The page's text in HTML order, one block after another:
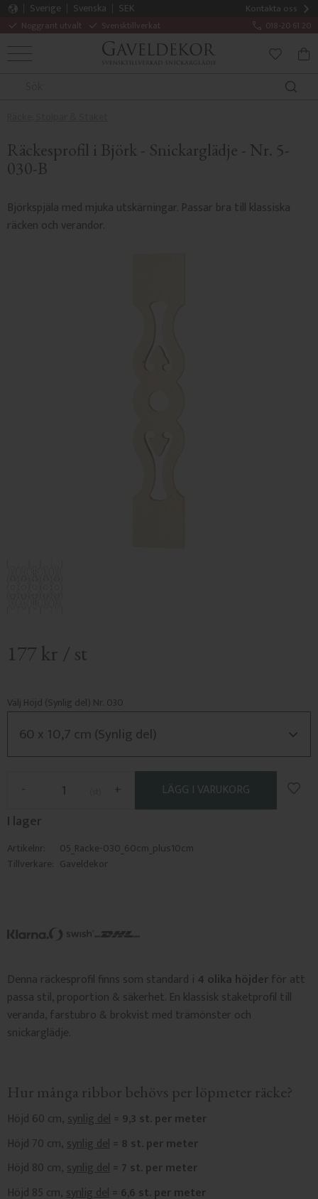
Kontakta oss
Noggrant utvalt Svensktillverkat 018-20 61 20
Sverige Svenska
SEK
MENY
Räckesprofil i Björk - Snickarglädje - Nr. 5-
030-B
Björkspjäla med mjuka utskärningar. Passar bra till klassiska
räcken och verandor.
177 kr / st
Välj Höjd (Synlig del) Nr. 030
+
-
I lager
Artikelnr
05_Racke-030_60cm_plus10cm
Tillverkare Gaveldekor
Denna räckesprofil finns som standard i 4 olika höjderför att
passa stil, proportion & säkerhet. En klassisk staketprofil till
veranda, farstubro & brokvist med trämönster och
snickarglädje.
Hur många ribbor behövs per löpmeter räcke?
Höjd 60 cm,synlig del= 9,3 st. per meter
Höjd 70 cm,synlig del= 8 st. per meter
Höjd 80 cm,synlig del= 7 st. per meter
Höjd 85 cm,synlig del= 6,6 st. per meter